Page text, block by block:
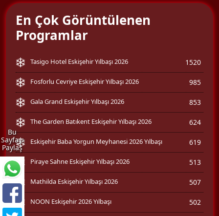
Bu
Sayfayı
Paylaş
En Çok Görüntülenen
Programlar
Tasigo Hotel Eskişehir Yılbaşı 2026 1520
Fosforlu Cevriye Eskişehir Yılbaşı 2026 985
Gala Grand Eskişehir Yılbaşı 2026 853
The Garden Batıkent Eskişehir Yılbaşı 2026 624
Eskişehir Baba Yorgun Meyhanesi 2026 Yılbaşı 619
Piraye Sahne Eskişehir Yılbaşı 2026 513
Mathilda Eskişehir Yılbaşı 2026 507
NOON Eskişehir 2026 Yılbaşı 502